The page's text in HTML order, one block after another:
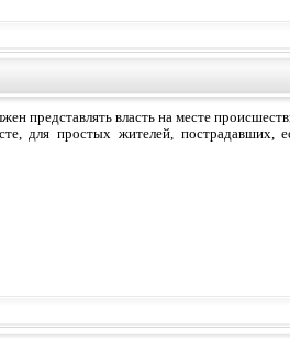
представлять власть на месте
для простых жителей, пострадавших,